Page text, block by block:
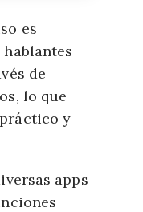
es
de
lo que
y
apps